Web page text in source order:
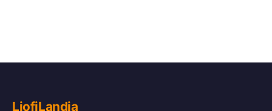
LiofiLandia